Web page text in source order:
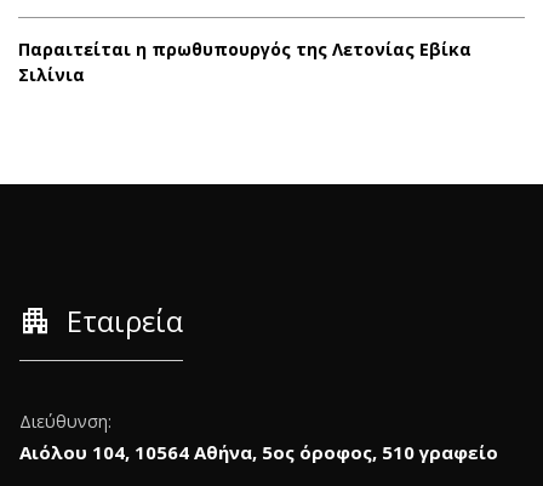
Παραιτείται η πρωθυπουργός της Λετονίας Εβίκα
Σιλίνια
apartment Εταιρεία
Διεύθυνση:
Αιόλου 104, 10564 Αθήνα, 5ος όροφος, 510 γραφείο